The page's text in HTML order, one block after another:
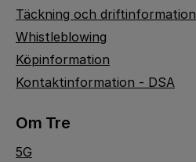
Täckning och driftinformation
Whistleblowing
Köpinformation
Kontaktinformation - DSA
Om Tre
5G